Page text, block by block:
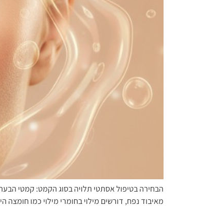
הבחירה בטיפול אסתטי תלויה בסוג הקמט: קמטי
מאיבוד נפח, דורשים מילוי בחומרי מילוי כמו